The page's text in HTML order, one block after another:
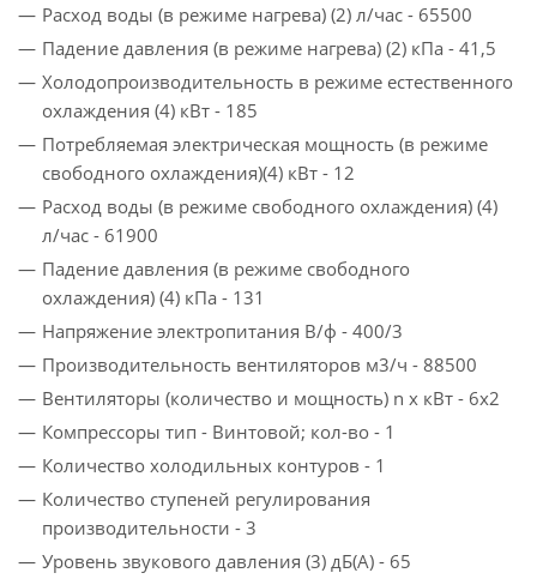
Расход воды (в режиме нагрева) (2) л/час - 65500
Падение давления (в режиме нагрева) (2) кПа - 41,5
Холодопроизводительность в режиме естественного
охлаждения (4) кВт - 185
Потребляемая электрическая мощность (в режиме
свободного охлаждения)(4) кВт - 12
Расход воды (в режиме свободного охлаждения) (4)
л/час - 61900
Падение давления (в режиме свободного
охлаждения) (4) кПа - 131
Напряжение электропитания В/ф - 400/3
Производительность вентиляторов м3/ч - 88500
Вентиляторы (количество и мощность) n x кВт - 6x2
Компрессоры тип - Винтовой; кол-во - 1
Количество холодильных контуров - 1
Количество ступеней регулирования
производительности - 3
Уровень звукового давления (3) дБ(A) - 65